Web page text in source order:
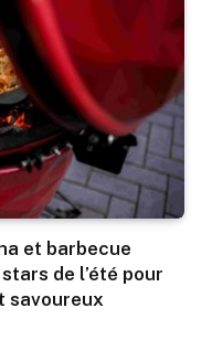
et barbecue
de l’été pour
savoureux